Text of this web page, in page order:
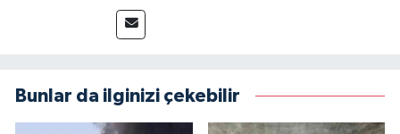
Bunlar da ilginizi çekebilir